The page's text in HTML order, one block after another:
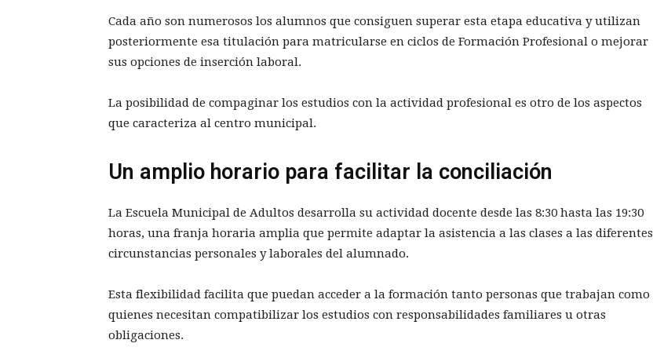
Cada año son numerosos los alumnos que consiguen superar esta etapa educativa y utilizan
posteriormente esa titulación para matricularse en ciclos de Formación Profesional o mejorar
sus opciones de inserción laboral.
La posibilidad de compaginar los estudios con la actividad profesional es otro de los aspectos
que caracteriza al centro municipal.
Un amplio horario para facilitar la conciliación
La Escuela Municipal de Adultos desarrolla su actividad docente desde las 8:30 hasta las 19:30
horas, una franja horaria amplia que permite adaptar la asistencia a las clases a las diferentes
circunstancias personales y laborales del alumnado.
Esta flexibilidad facilita que puedan acceder a la formación tanto personas que trabajan como
quienes necesitan compatibilizar los estudios con responsabilidades familiares u otras
obligaciones.